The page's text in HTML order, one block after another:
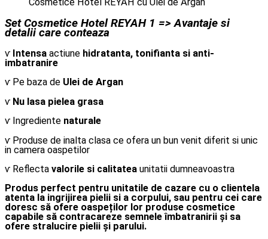
Set Cosmetice Hotel REYAH 1 => Avantaje si
detalii care conteaza
ⱱ Intensa actiune hidratanta, tonifianta si anti-
imbatranire
ⱱ Pe baza de U lei de Argan
ⱱ Nu lasa pielea grasa
ⱱ Ingrediente naturale
ⱱ Produse de inalta clasa ce ofera un bun venit diferit si unic
in camera oaspetilor
ⱱ Reflecta valorile si calitatea unitatii dumneavoastra
Produs perfect pentru unitatile de cazare cu o clientela
atenta la ingrijirea pielii si a corpului, sau pentru cei care
doresc să ofere oaspeților lor produse cosmetice
capabile să contracareze semnele îmbatranirii și sa
ofere stralucire pielii și parului.